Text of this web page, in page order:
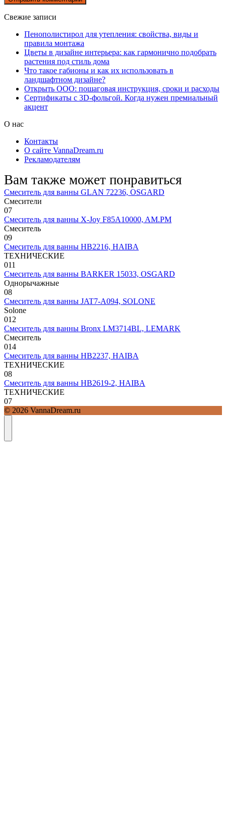
Свежие записи
Пенополистирол для утепления: свойства, виды и
правила монтажа
Цветы в дизайне интерьера: как гармонично подобрать
растения под стиль дома
Что такое габионы и как их использовать в
ландшафтном дизайне?
Открыть ООО: пошаговая инструкция, сроки и расходы
Сертификаты с 3D-фольгой. Когда нужен премиальный
акцент
О нас
Контакты
О сайте VannaDream.ru
Рекламодателям
Вам также может понравиться
Смеситель для ванны GLAN 72236, OSGARD
Смесители
07
Смеситель для ванны X-Joy F85A10000, AM.PM
Смеситель
09
Смеситель для ванны HB2216, HAIBA
ТЕХНИЧЕСКИЕ
011
Смеситель для ванны BARKER 15033, OSGARD
Однорычажные
08
Смеситель для ванны JAT7-A094, SOLONE
Solone
012
Смеситель для ванны Bronx LM3714BL, LEMARK
Смеситель
014
Смеситель для ванны HB2237, HAIBA
ТЕХНИЧЕСКИЕ
08
Смеситель для ванны HB2619-2, HAIBA
ТЕХНИЧЕСКИЕ
07
© 2026 VannaDream.ru